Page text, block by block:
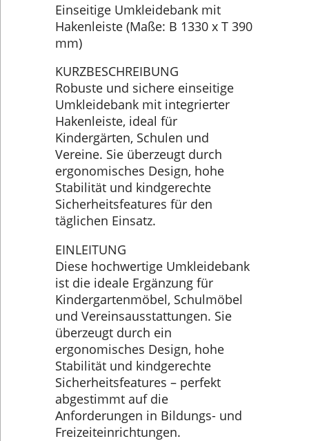
Einseitige Umkleidebank mit
Hakenleiste (Maße: B 1330 x T 390
mm)
KURZBESCHREIBUNG
Robuste und sichere einseitige
Umkleidebank mit integrierter
Hakenleiste, ideal für
Kindergärten, Schulen und
Vereine. Sie überzeugt durch
ergonomisches Design, hohe
Stabilität und kindgerechte
Sicherheitsfeatures für den
täglichen Einsatz.
EINLEITUNG
Diese hochwertige Umkleidebank
ist die ideale Ergänzung für
Kindergartenmöbel, Schulmöbel
und Vereinsausstattungen. Sie
überzeugt durch ein
ergonomisches Design, hohe
Stabilität und kindgerechte
Sicherheitsfeatures – perfekt
abgestimmt auf die
Anforderungen in Bildungs- und
Freizeiteinrichtungen.